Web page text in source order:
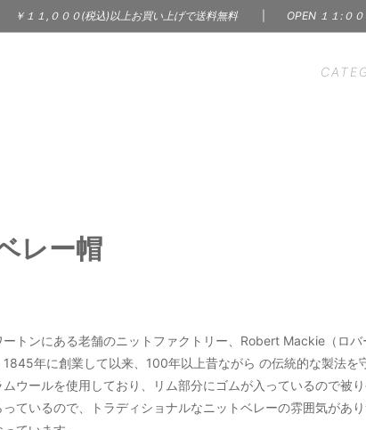
￥１１,０００(税込)以上お買い上げで送料無料| OPEN １１:０
MUSIC
CD | レコード
Laima Ceramics
Merchant & Mills（裁縫道具）
MOONSTAR／ALWEATHER
レー帽
トンにある老舗のニットファクトリー、Robert Mackie（ロバ
年に創業して以来、100年以上昔ながら の伝統的な製法を
ウールを使用しており、リム部分にゴムが入っているので被
ているので、トラディショナルなニットベレーの雰囲気があ